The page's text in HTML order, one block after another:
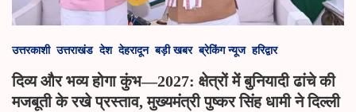
उत्तरकाशी उत्तराखंड देश देहरादून बड़ी खबर ब्रेकिंग न्यूज हरिद्वार
दिव्य और भव्य होगा कुंभ—2027: क्षेत्रों में बुनियादी ढांचे की
मजबूती के रखे प्रस्ताव, मुख्यमंत्री पुष्कर सिंह धामी ने दिल्ली